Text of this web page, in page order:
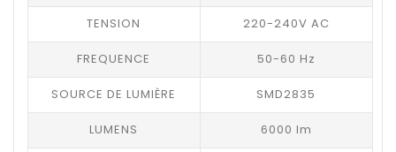
TENSION 220-240V AC
FREQUENCE 50-60 Hz
SOURCE DE LUMIÈRE SMD2835
LUMENS 6000 lm